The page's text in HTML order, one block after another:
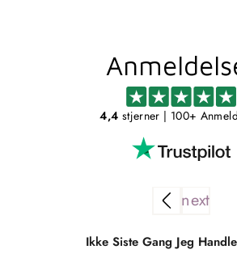
4,4 stjerner | 100+
Ikke Siste Gang Jeg